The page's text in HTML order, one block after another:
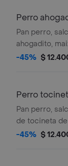
Perro
400ml
Pan perro,
ahogadito,
papa ripio,
-45% $
Perro
400ml.
Pan perro,
de tocineta
queso, papa
-45% $